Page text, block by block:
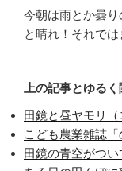
今朝は雨とか曇
と晴れ！それでは
上の記事とゆる
田鏡と昼ヤモリ（
こども農業雑誌
田鏡の青空がつい